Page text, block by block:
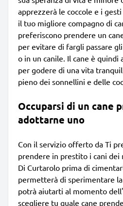
apprezzerà le coccole e i
il tuo migliore compagno di
preferiscono prendere un
per evitare di fargli passare
o in un canile. Il cane è quindi
per godere di una vita
pieno dei sonnellini e delle
Occuparsi di un cane
adottarne uno
Con il servizio offerto da Ti
prendere in prestito i cani dei
Di Curtarolo prima di
permetterà di sperimentare
potrà aiutarti al momento
scegliere tu quale cane